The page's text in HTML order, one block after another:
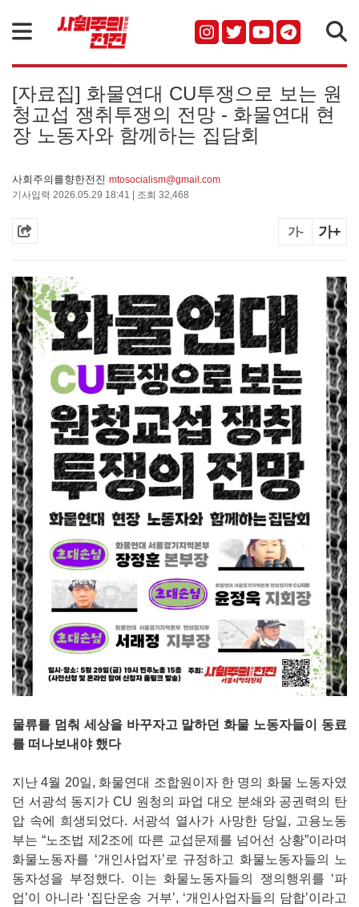
[자료집] 화물연대 CU투쟁으로 보는 원
청교섭 쟁취투쟁의 전망 - 화물연대 현
장 노동자와 함께하는 집담회
사회주의를향한전진 mtosocialism@gmail.com
기사입력 2026.05.29 18:41 | 조회 32,468
가- 가+
물류를 멈춰 세상을 바꾸자고 말하던 화물 노동자들이 동료
를 떠나보내야 했다
지난 4월 20일, 화물연대 조합원이자 한 명의 화물 노동자였
던 서광석 동지가 CU 원청의 파업 대오 분쇄와 공권력의 탄
압 속에 희생되었다. 서광석 열사가 사망한 당일, 고용노동
부는 “노조법 제2조에 따른 교섭문제를 넘어선 상황”이라며
화물노동자를 ‘개인사업자’로 규정하고 화물노동자들의 노
동자성을 부정했다. 이는 화물노동자들의 쟁의행위를 ‘파
업’이 아니라 ‘집단운송 거부’, ‘개인사업자들의 담합’이라고